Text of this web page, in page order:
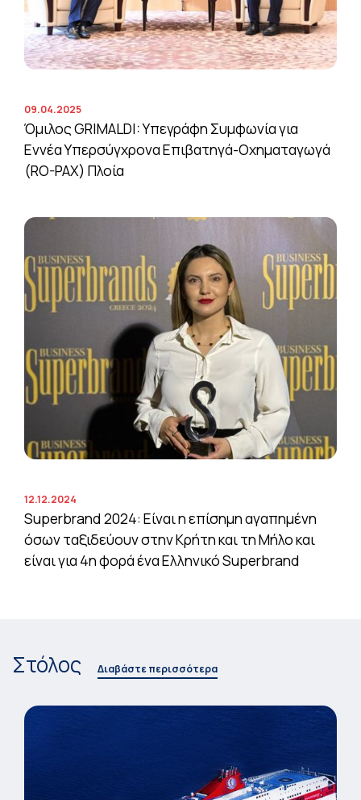
09.04.2025
Όμιλος GRIMALDI: Υπεγράφη Συμφωνία για
Εννέα Υπερσύγχρονα Επιβατηγά-Οχηματαγωγά
(RO-PAX) Πλοία
12.12.2024
Superbrand 2024: Είναι η επίσημη αγαπημένη
όσων ταξιδεύουν στην Κρήτη και τη Μήλο και
είναι για 4η φορά ένα Ελληνικό Superbrand
Στόλος Διαβάστε περισσότερα